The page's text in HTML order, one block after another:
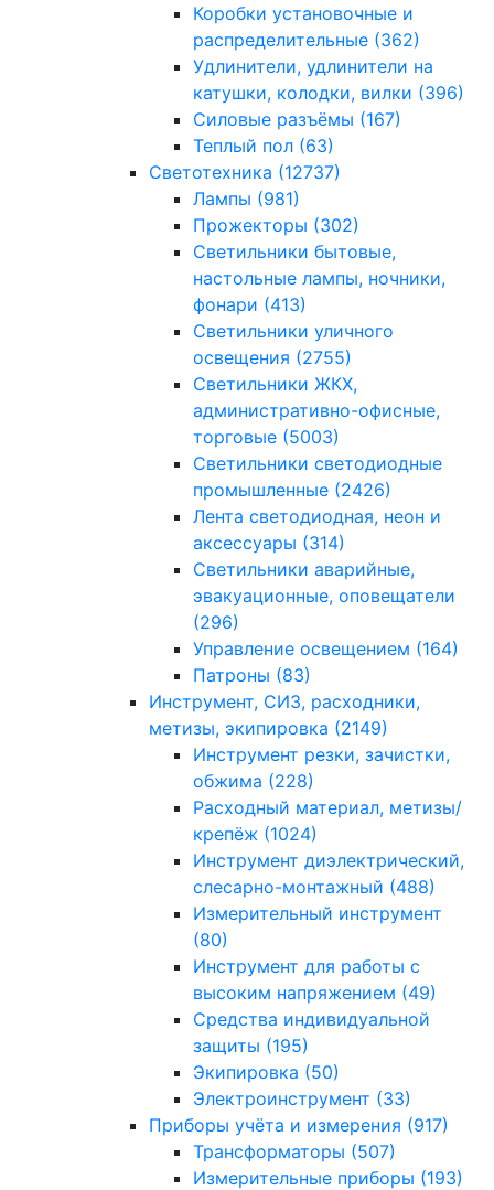
Коробки установочные и
распределительные (362)
Удлинители, удлинители на
катушки, колодки, вилки (396)
Силовые разъёмы (167)
Теплый пол (63)
Светотехника (12737)
Лампы (981)
Прожекторы (302)
Светильники бытовые,
настольные лампы, ночники,
фонари (413)
Светильники уличного
освещения (2755)
Светильники ЖКХ,
административно-офисные,
торговые (5003)
Светильники светодиодные
промышленные (2426)
Лента светодиодная, неон и
аксессуары (314)
Светильники аварийные,
эвакуационные, оповещатели
(296)
Управление освещением (164)
Патроны (83)
Инструмент, СИЗ, расходники,
метизы, экипировка (2149)
Инструмент резки, зачистки,
обжима (228)
Расходный материал, метизы/
крепёж (1024)
Инструмент диэлектрический,
слесарно-монтажный (488)
Измерительный инструмент
(80)
Инструмент для работы с
высоким напряжением (49)
Средства индивидуальной
защиты (195)
Экипировка (50)
Электроинструмент (33)
Приборы учёта и измерения (917)
Трансформаторы (507)
Измерительные приборы (193)